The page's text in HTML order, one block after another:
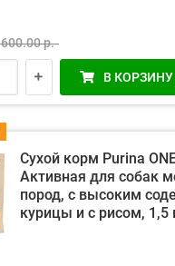
600.00 р.
В КОРЗИНУ
Сухой корм Purina
Активная для собак
пород, с высоким
курицы и с рисом, 1,5